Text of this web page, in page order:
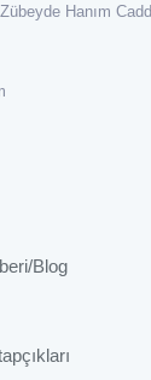
Hanım
Blog